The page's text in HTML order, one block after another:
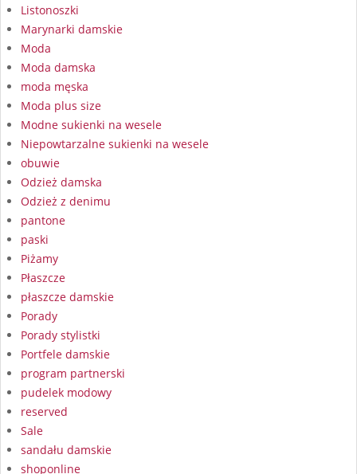
Listonoszki
Marynarki damskie
Moda
Moda damska
moda męska
Moda plus size
Modne sukienki na wesele
Niepowtarzalne sukienki na wesele
obuwie
Odzież damska
Odzież z denimu
pantone
paski
Piżamy
Płaszcze
płaszcze damskie
Porady
Porady stylistki
Portfele damskie
program partnerski
pudelek modowy
reserved
Sale
sandału damskie
shoponline